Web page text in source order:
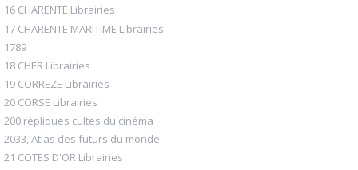
16 CHARENTE Librairies
17 CHARENTE MARITIME Librairies
1789
18 CHER Librairies
19 CORREZE Librairies
20 CORSE Librairies
200 répliques cultes du cinéma
2033, Atlas des futurs du monde
21 COTES D'OR Librairies